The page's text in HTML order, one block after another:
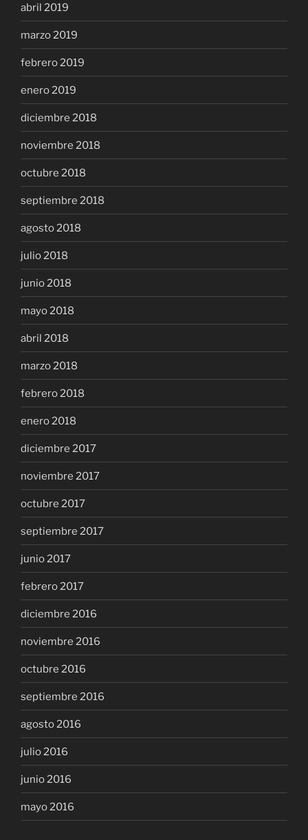
abril 2019
marzo 2019
febrero 2019
enero 2019
diciembre 2018
noviembre 2018
octubre 2018
septiembre 2018
agosto 2018
julio 2018
junio 2018
mayo 2018
abril 2018
marzo 2018
febrero 2018
enero 2018
diciembre 2017
noviembre 2017
octubre 2017
septiembre 2017
junio 2017
febrero 2017
diciembre 2016
noviembre 2016
octubre 2016
septiembre 2016
agosto 2016
julio 2016
junio 2016
mayo 2016